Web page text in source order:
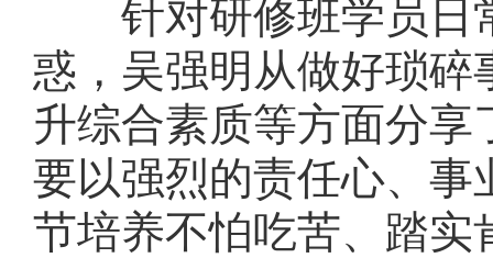
针对研修班学员日
惑，吴强明从做好琐碎
升综合素质等方面分
要以强烈的责任心、事
节培养不怕吃苦、踏实